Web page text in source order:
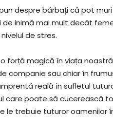
despre bărbați că pot
de inimă mai mult decât
de stres.
forță magică în viața
companie sau chiar în
reală în sufletul
care poate să cucerească
le trebuie tuturor oamenilor